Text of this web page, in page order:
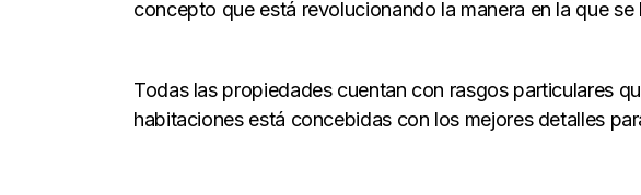
concepto que está revolucionando la manera en la que se
Todas las propiedades cuentan con rasgos particulares
habitaciones está concebidas con los mejores detalles